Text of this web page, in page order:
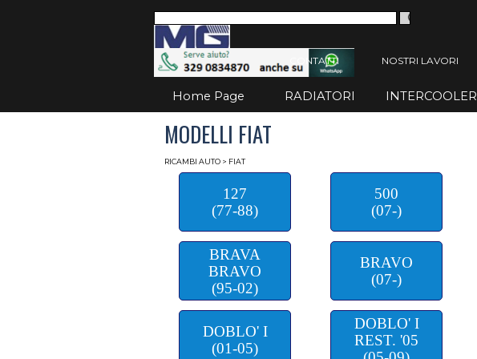
Salta menù
CONTATTI NOSTRI LAVORI
Home Page RADIATORI ▼
INTERCOOLER
MODELLI FIAT
RICAMBI AUTO> FIAT
127
(77-88)
500
(07-)
BRAVA
BRAVO
(95-02)
BRAVO
(07-)
DOBLO' I
(01-05)
DOBLO' I
REST. '05